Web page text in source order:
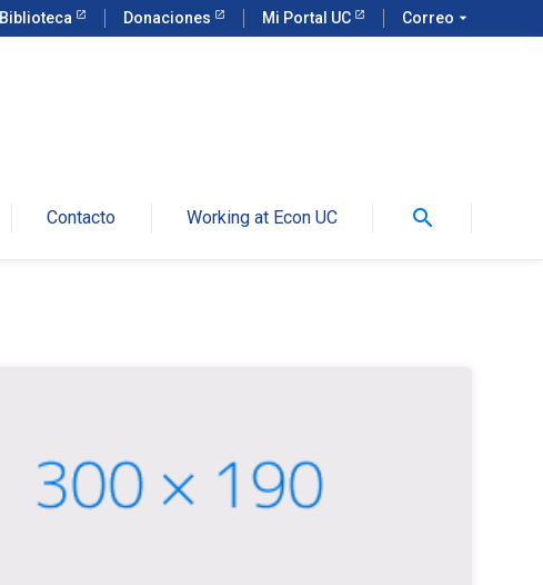
Biblioteca Donaciones Mi Portal UC Correo arrow_drop_down
Contacto Working at Econ UC search